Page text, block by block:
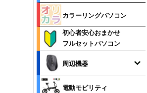
カラーリングパソコン
初心者安心おまかせ
フルセットパソコン
周辺機器
電動モビリティ